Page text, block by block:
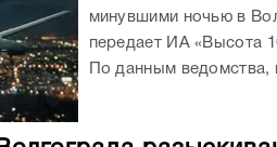
минувшими ночью в
передает ИА «Высота
По данным ведомства,